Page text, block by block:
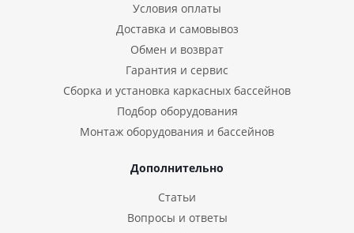
Условия оплаты
Доставка и самовывоз
Обмен и возврат
Гарантия и сервис
Сборка и установка каркасных бассейнов
Подбор оборудования
Монтаж оборудования и бассейнов
Дополнительно
Статьи
Вопросы и ответы